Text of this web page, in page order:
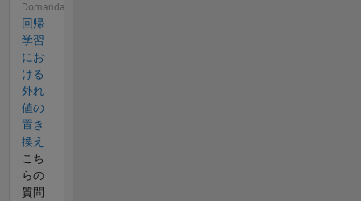
Domanda
回帰
学習
にお
ける
外れ
値の
置き
換え
こち
らの
質問